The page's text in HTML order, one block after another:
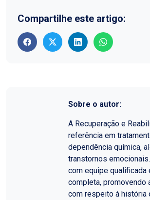
Compartilhe este artigo:
Sobre o autor:
A Recuperação e
referência em
dependência química,
transtornos
com equipe qualificada
completa, promovendo
com respeito à história